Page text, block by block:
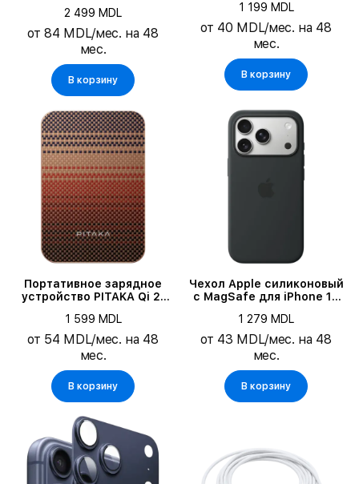
2 499 MDL
от 84 MDL/мес. на 48
мес.
В корзину
1 199 MDL
от 40 MDL/мес. на 48
мес.
В корзину
Портативное зарядное
устройство PITAKA Qi 2,
1 599 MDL
от 54 MDL/мес. на 48
мес.
В корзину
Чехол Apple силиконовый
с MagSafe для iPhone 17
1 279 MDL
от 43 MDL/мес. на 48
мес.
В корзину